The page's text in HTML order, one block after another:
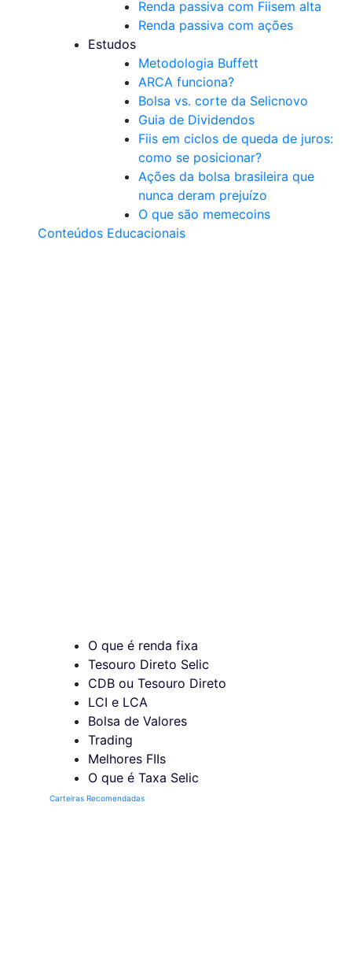
Renda passiva com Fiisem alta
Renda passiva com ações
Estudos
Metodologia Buffett
ARCA funciona?
Bolsa vs. corte da Selicnovo
Guia de Dividendos
Fiis em ciclos de queda de juros:
como se posicionar?
Ações da bolsa brasileira que
nunca deram prejuízo
O que são memecoins
Conteúdos Educacionais
O que é renda fixa
Tesouro Direto Selic
CDB ou Tesouro Direto
LCI e LCA
Bolsa de Valores
Trading
Melhores FIIs
O que é Taxa Selic
Carteiras Recomendadas